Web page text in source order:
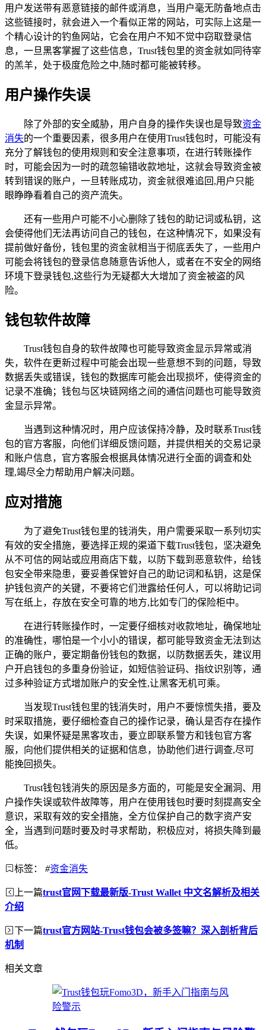
用户发送带有恶意链接的邮件或消息，当用户毫无防备地点击
这些链接时，就会进入一个看似正常的网站，可实际上这是一
个精心设计的钓鱼网站，它会在用户不知不觉中窃取登录信
息，一旦黑客掌握了这些信息，Trust钱包里的资金就如同待宰
的羔羊，处于极度危险之中,随时都可能被转移。
用户操作失误
除了外部的安全威胁，用户自身的操作失误也是导致资金
消失的一个重要因素，很多用户在使用Trust钱包时，可能没有
充分了解钱包的使用规则和安全注意事项，在进行转账操作
时，可能会因为一时的疏忽输错收款地址，这就会导致资金被
转到错误的账户，一旦转账成功，资金就很难追回,用户只能
眼睁睁看着自己的资产流失。
还有一些用户可能不小心删除了钱包的助记词或私钥，这
会使得他们无法再访问自己的钱包，在这种情况下，如果没有
提前做好备份，钱包里的资金就相当于彻底丢失了，一些用户
可能会将钱包的登录信息随意告诉他人，或者在不安全的网络
环境下登录钱包,这些行为无疑都大大增加了资金被盗的风
险。
钱包软件故障
Trust钱包自身的软件故障也可能导致资金显示异常或消
失，软件在更新过程中可能会出现一些意想不到的问题，导致
数据丢失或错误，钱包的数据库可能会出现损坏，使得资金的
记录不准确；钱包与区块链网络之间的通信问题也可能导致资
金显示异常。
当遇到这种情况时，用户应该保持冷静，及时联系Trust钱
包的官方客服，向他们详细反馈问题，并提供相关的交易记录
和账户信息，官方客服会根据具体情况进行全面的调查和处
理,竭尽全力帮助用户解决问题。
应对措施
为了避免Trust钱包里的钱消失，用户需要采取一系列切实
有效的安全措施，要选择正规的渠道下载Trust钱包，坚决避免
从不可信的网站或应用商店下载，以防下载到恶意软件，给钱
包安全带来隐患，要妥善保管好自己的助记词和私钥，这是保
护钱包资产的关键，不要将它们泄露给任何人，可以将助记词
写在纸上，存放在安全可靠的地方,比如专门的保险柜中。
在进行转账操作时，一定要仔细核对收款地址，确保地址
的准确性，哪怕是一个小小的错误，都可能导致资金无法到达
正确的账户，要定期备份钱包的数据，以防数据丢失，建议用
户开启钱包的多重身份验证，如短信验证码、指纹识别等，通
过多种验证方式增加账户的安全性,让黑客无机可乘。
当发现Trust钱包里的钱消失时，用户不要惊慌失措，要及
时采取措施，要仔细检查自己的操作记录，确认是否存在操作
失误，如果怀疑是黑客攻击，要立即联系警方和钱包官方客
服，向他们提供相关的证据和信息，协助他们进行调查,尽可
能挽回损失。
Trust钱包钱消失的原因是多方面的，可能是安全漏洞、用
户操作失误或软件故障等，用户在使用钱包时要时刻提高安全
意识，采取有效的安全措施，全方位保护自己的数字资产安
全，当遇到问题时要及时寻求帮助，积极应对，将损失降到最
低。
标签： #资金消失
上一篇trust官网下载最新版-Trust Wallet 中文名解析及相关
介绍
下一篇trust官方网站-Trust钱包会被多签嘛？深入剖析背后
机制
相关文章